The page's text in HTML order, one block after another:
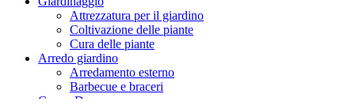
Attrezzatura per il giardino
Coltivazione delle piante
Cura delle piante
Arredo giardino
Arredamento esterno
Barbecue e braceri
Casa e Decor